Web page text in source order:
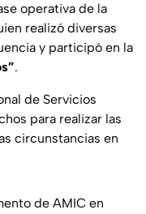
operativa de la
realizó diversas
y participó en la
.
de Servicios
para realizar las
circunstancias en
de AMIC en